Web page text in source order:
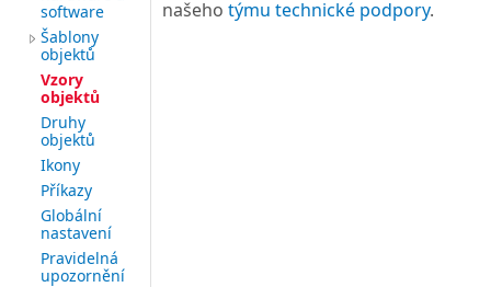
software
Šablony
objektů
Vzory
objektů
Druhy
objektů
Ikony
Příkazy
Globální
nastavení
Pravidelná
upozornění
našeho týmu technické podpory.